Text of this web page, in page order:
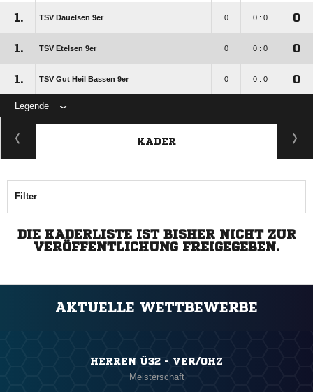
1. TSV Dauelsen 9er 0 0 : 0 0
1. TSV Etelsen 9er 0 0 : 0 0
1. TSV Gut Heil Bassen 9er 0 0 : 0 0
Legende
KADER
Filter
DIE KADERLISTE IST BISHER NICHT ZUR
VERÖFFENTLICHUNG FREIGEGEBEN.
AKTUELLE WETTBEWERBE
HERREN Ü32 - VER/OHZ
Meisterschaft